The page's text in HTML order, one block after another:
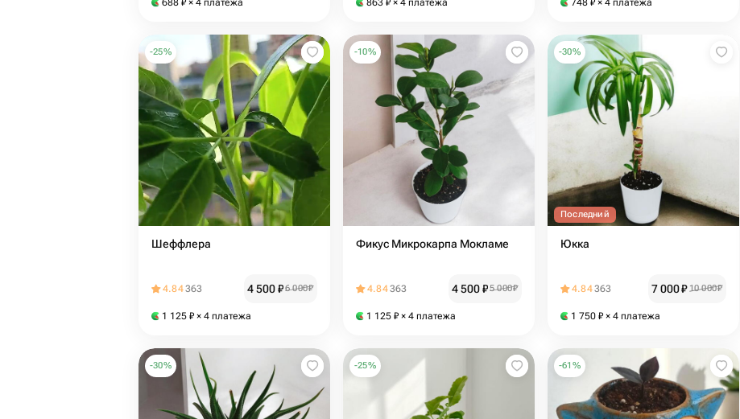
688 ₽ × 4 платежа 863 ₽ × 4 платежа 748 ₽ × 4 платежа
-25%
Шеффлера
4.84363 4 500₽6 000₽
1 125 ₽ × 4 платежа
-10%
Фикус Микрокарпа Мокламе
4.84363 4 500₽5 000₽
1 125 ₽ × 4 платежа
-30%
Последний
Юкка
4.84363 7 000₽ 10 000₽
1 750 ₽ × 4 платежа
-30% -25% -61 %